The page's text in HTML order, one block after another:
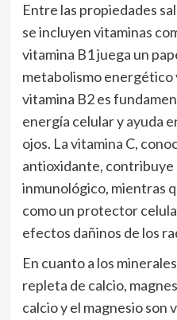
Entre las propiedades
se incluyen vitaminas
vitamina B1 juega un
metabolismo energético
vitamina B2 es
energía celular y ayuda
ojos. La vitamina C,
antioxidante,
inmunológico, mientras
como un protector
efectos dañinos de los
En cuanto a los
repleta de calcio,
calcio y el magnesio son